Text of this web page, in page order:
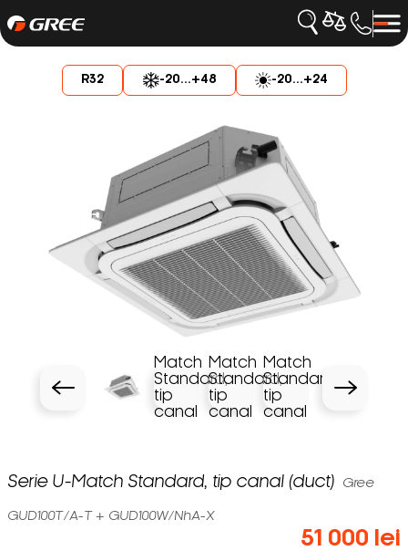
Serie U-Match Standard, tip canal (duct) Gree
GUD100T/A-T + GUD100W/NhA-X
51 000 lei
R32 -20...+48 -20...+24